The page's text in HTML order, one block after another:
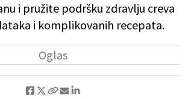
i pružite podršku zdravlju creva
i komplikovanih recepata.